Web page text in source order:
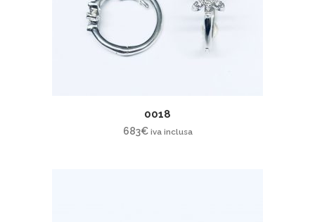
0018
683€ iva inclusa